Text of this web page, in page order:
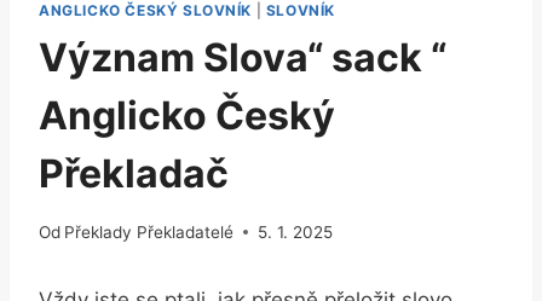
ANGLICKO ČESKÝ SLOVNÍK SLOVNÍK
Význam Slova“ sack “
Anglicko Český
Překladač
Od Překlady Překladatelé 5. 1. 2025